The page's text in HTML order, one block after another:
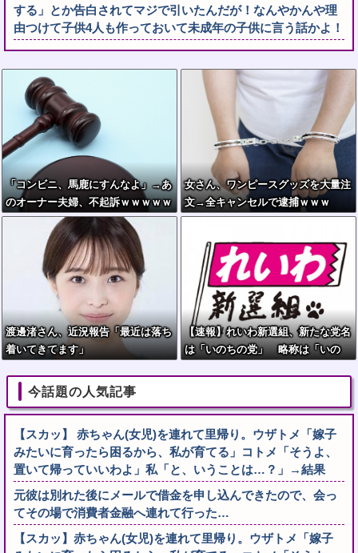
する」とか告白されてマジで引いたんだが！なんやかんや理
由つけて子供4人も作っておいて未成年の子供に言う話かよ！
「コンビニ、馬鹿にすんなよ」→あ
のオーナー夫婦、不起訴ｗｗｗｗｗ
ｗｗｗｗ
女さん、ワンピースグッズを大量注
文→全キャンセルで逮捕ｗｗｗ
渡邊渚さん、近況報告「最近は落ち
着いてきてます」
【速報】れいわ新選組、新たな党名
は「いのちの党」 略称は「いの
今話題の人気記事
【スカッ】 赤ちゃん(女児)を連れて里帰り。ウザトメ「嫁子
みたいに育ったら困るから、私が育てる」コトメ「そうよ、
置いて帰っていいわよ」私「と、いうことは…？」→結果
元彼は別れた後にメールで借金を申し込んできたので、会っ
てその場で消費者金融へ連れて行った…
【スカッ】赤ちゃん(女児)を連れて里帰り。ウザトメ「嫁子